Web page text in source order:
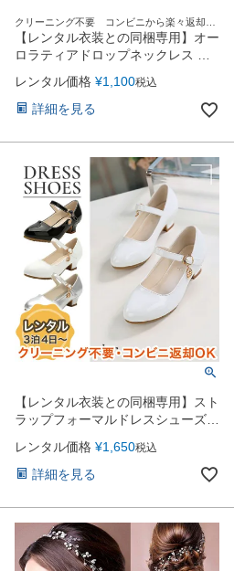
クリーニング不要 コンビニから楽々返却
♪[子供ドレスレンタル][貸衣装][指定日お届け
可][会場・式場直送OK]
【レンタル衣装との同梱専用】オー
ロラティアドロップネックレス ネ
ックレス＆イヤリング 2点セット
（ACA29）
レンタル価格 ¥1,100税込
詳細を見る
【レンタル衣装との同梱専用】スト
ラップフォーマルドレスシューズ
（チャーム付）
レンタル価格 ¥1,650税込
詳細を見る